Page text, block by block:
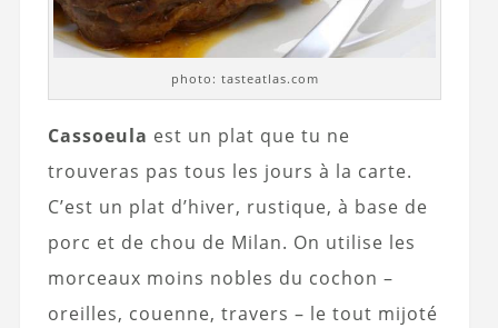
photo: tasteatlas.com
Cassoeula est un plat que tu ne
trouveras pas tous les jours à la carte.
C’est un plat d’hiver, rustique, à base de
porc et de chou de Milan. On utilise les
morceaux moins nobles du cochon –
oreilles, couenne, travers – le tout mijoté